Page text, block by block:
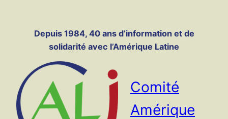
contenuDepuis 1984, 40 ans d’information et de
solidarité avec l’Amérique Latine
Comité
Amérique